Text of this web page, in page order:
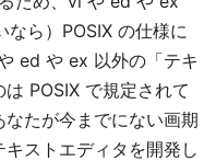
なら）POSIX の仕様に
ed や ex 以外の「テキ
POSIX で規定されて
たが今までにない画期
ストエディタを開発し